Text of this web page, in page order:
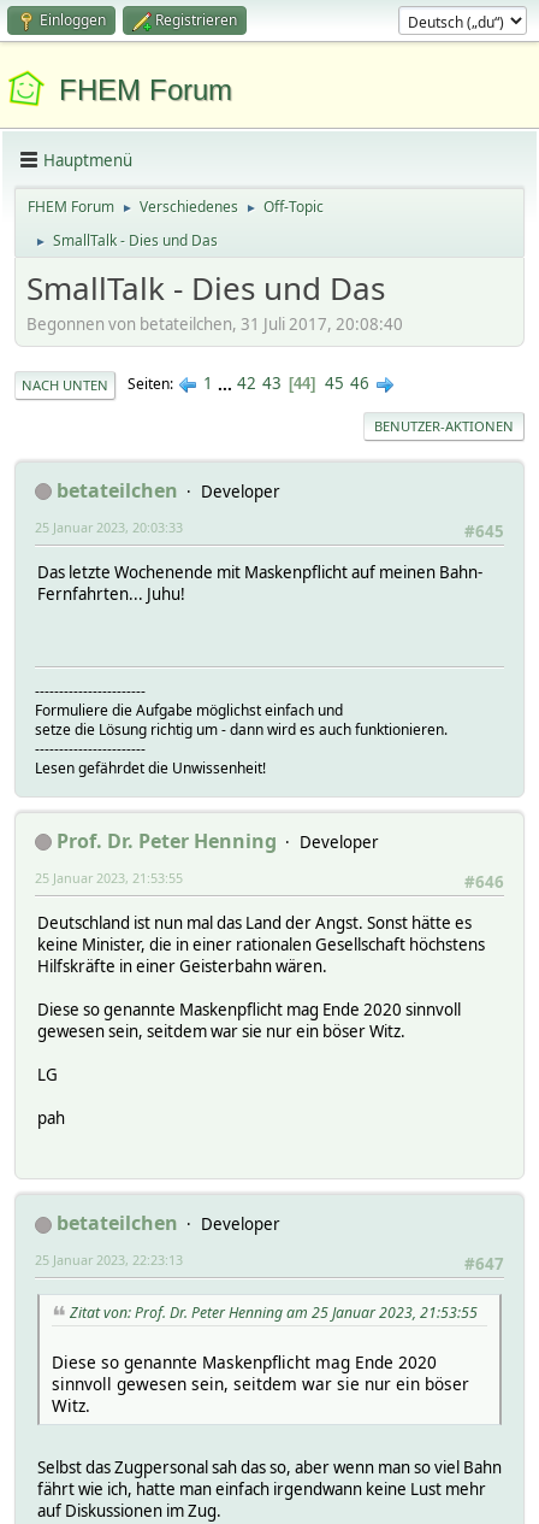
Einloggen Registrieren
FHEM Forum
Hauptmenü
FHEM Forum ► Verschiedenes ► Off-Topic
► SmallTalk - Dies und Das
SmallTalk - Dies und Das
Begonnen von betateilchen, 31 Juli 2017, 20:08:40
NACH UNTEN Seiten 1 ... 42 43 44 45 46
BENUTZER-AKTIONEN
betateilchen
Developer
#645
25 Januar 2023, 20:03:33
Das letzte Wochenende mit Maskenpflicht auf meinen Bahn-
Fernfahrten... Juhu!
-----------------------
Formuliere die Aufgabe möglichst einfach und
setze die Lösung richtig um - dann wird es auch funktionieren.
-----------------------
Lesen gefährdet die Unwissenheit!
Prof. Dr. Peter Henning
Developer
#646
25 Januar 2023, 21:53:55
Deutschland ist nun mal das Land der Angst. Sonst hätte es
keine Minister, die in einer rationalen Gesellschaft höchstens
Hilfskräfte in einer Geisterbahn wären.
Diese so genannte Maskenpflicht mag Ende 2020 sinnvoll
gewesen sein, seitdem war sie nur ein böser Witz.
LG
pah
betateilchen
Developer
#647
25 Januar 2023, 22:23:13
Zitat von: Prof. Dr. Peter Henning am 25 Januar 2023, 21:53:55
Diese so genannte Maskenpflicht mag Ende 2020
sinnvoll gewesen sein, seitdem war sie nur ein böser
Witz.
Selbst das Zugpersonal sah das so, aber wenn man so viel Bahn
fährt wie ich, hatte man einfach irgendwann keine Lust mehr
auf Diskussionen im Zug.